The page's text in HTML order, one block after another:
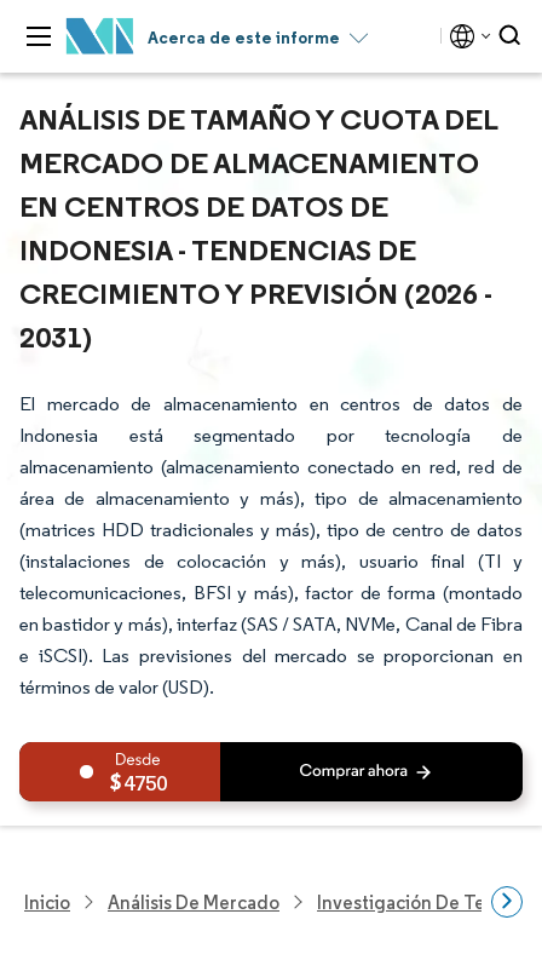
Acerca de este informe
ANÁLISIS DE TAMAÑO Y CUOTA DEL
MERCADO DE ALMACENAMIENTO
EN CENTROS DE DATOS DE
INDONESIA - TENDENCIAS DE
CRECIMIENTO Y PREVISIÓN (2026 -
2031)
El mercado de almacenamiento en centros de datos de
Indonesia está segmentado por tecnología de
almacenamiento (almacenamiento conectado en red, red de
área de almacenamiento y más), tipo de almacenamiento
(matrices HDD tradicionales y más), tipo de centro de datos
(instalaciones de colocación y más), usuario final (TI y
telecomunicaciones, BFSI y más), factor de forma (montado
en bastidor y más), interfaz (SAS / SATA, NVMe, Canal de Fibra
e iSCSI). Las previsiones del mercado se proporcionan en
términos de valor (USD).
4750
Inicio Análisis De Mercado Investigación De